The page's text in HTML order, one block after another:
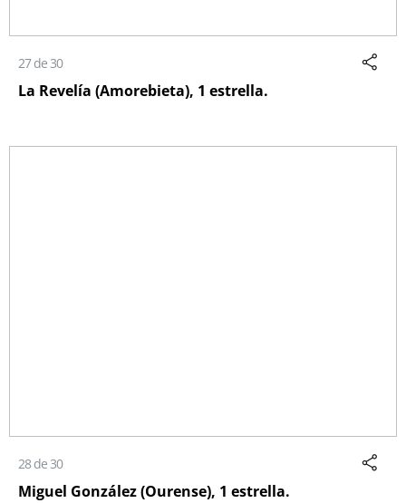
27 de 30
La Revelía (Amorebieta), 1 estrella.
28 de 30
Miguel González (Ourense), 1 estrella.